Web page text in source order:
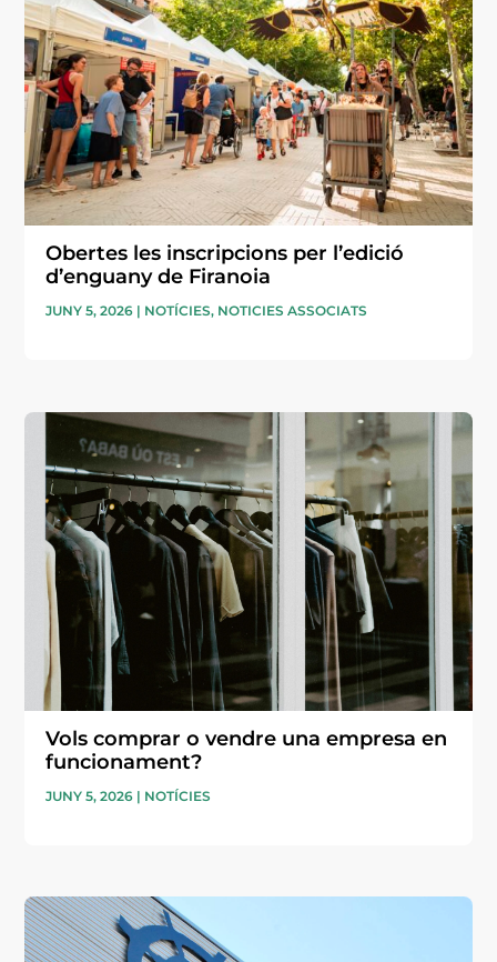
Obertes les inscripcions per l’edició
d’enguany de Firanoia
JUNY 5, 2026 | NOTÍCIES, NOTICIES ASSOCIATS
Vols comprar o vendre una empresa en
funcionament?
JUNY 5, 2026 | NOTÍCIES